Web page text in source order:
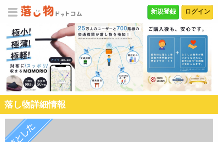
ログイン
新規登録
落し物詳細情報